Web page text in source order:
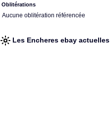
Oblitérations
Aucune oblitération référencée
Les Encheres ebay actuelles